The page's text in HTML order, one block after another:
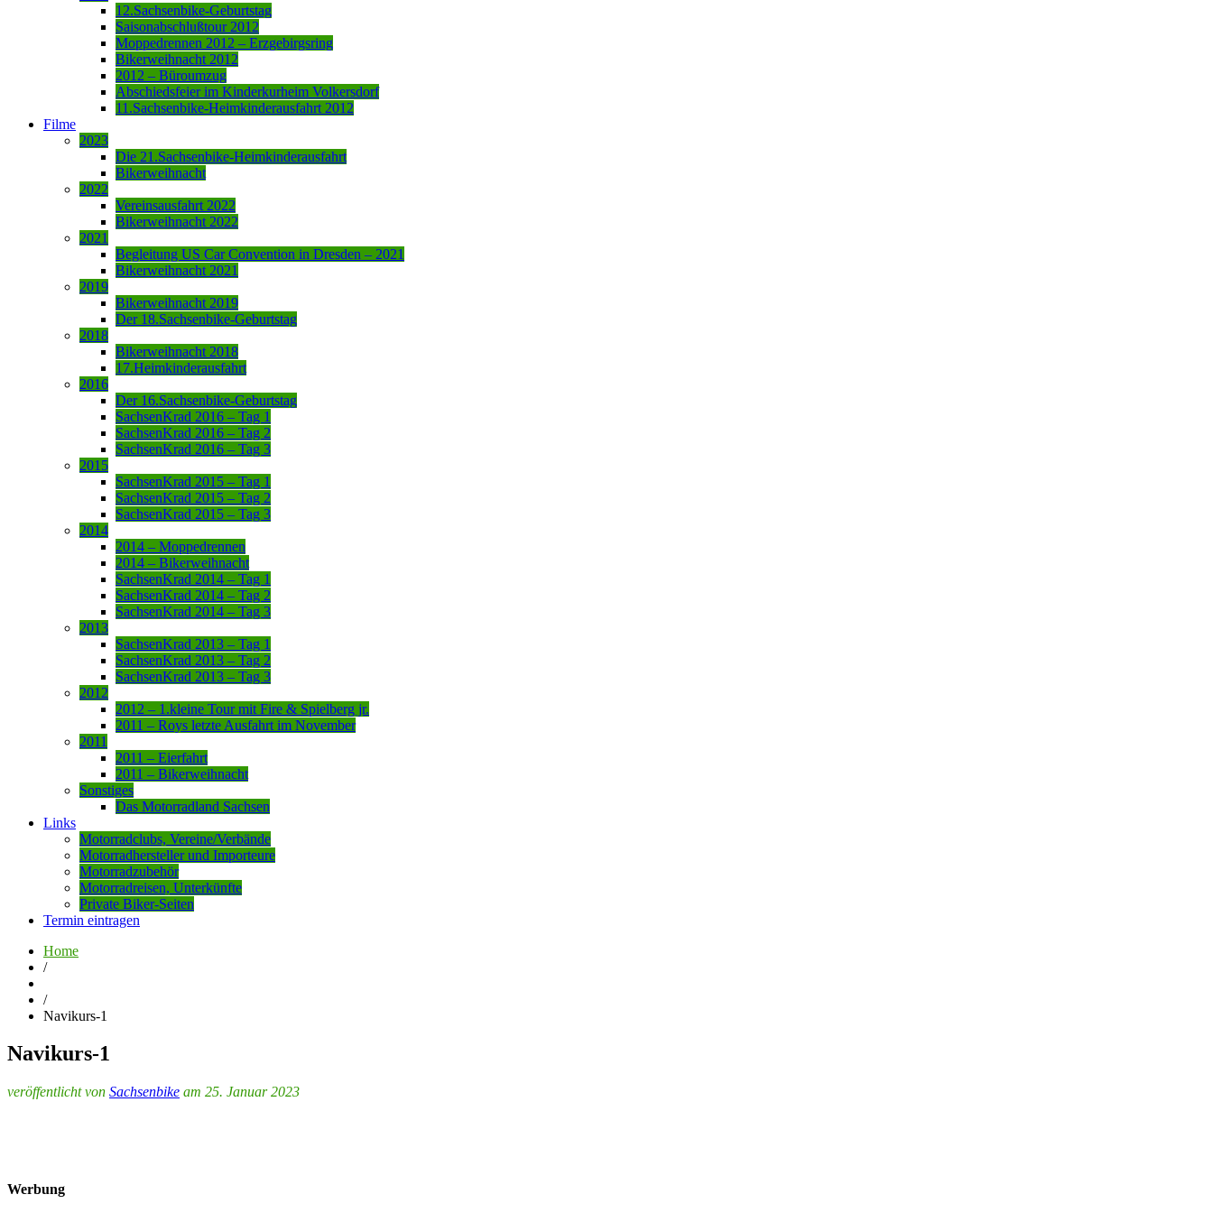
12.Sachsenbike-Geburtstag
Saisonabschlußtour 2012
Moppedrennen 2012 – Erzgebirgsring
Bikerweihnacht 2012
2012 – Büroumzug
Abschiedsfeier im Kinderkurheim Volkersdorf
11.Sachsenbike-Heimkinderausfahrt 2012
Filme
2023
Die 21.Sachsenbike-Heimkinderausfahrt
Bikerweihnacht
2022
Vereinsausfahrt 2022
Bikerweihnacht 2022
2021
Begleitung US Car Convention in Dresden – 2021
Bikerweihnacht 2021
2019
Bikerweihnacht 2019
Der 18.Sachsenbike-Geburtstag
2018
Bikerweihnacht 2018
17.Heimkinderausfahrt
2016
Der 16.Sachsenbike-Geburtstag
SachsenKrad 2016 – Tag 1
SachsenKrad 2016 – Tag 2
SachsenKrad 2016 – Tag 3
2015
SachsenKrad 2015 – Tag 1
SachsenKrad 2015 – Tag 2
SachsenKrad 2015 – Tag 3
2014
2014 – Moppedrennen
2014 – Bikerweihnacht
SachsenKrad 2014 – Tag 1
SachsenKrad 2014 – Tag 2
SachsenKrad 2014 – Tag 3
2013
SachsenKrad 2013 – Tag 1
SachsenKrad 2013 – Tag 2
SachsenKrad 2013 – Tag 3
2012
2012 – 1.kleine Tour mit Fire & Spielberg jr.
2011 – Roys letzte Ausfahrt im November
2011
2011 – Eierfahrt
2011 – Bikerweihnacht
Sonstiges
Das Motorradland Sachsen
Links
Motorradclubs, Vereine/Verbände
Motorradhersteller und Importeure
Motorradzubehör
Motorradreisen, Unterkünfte
Private Biker-Seiten
Termin eintragen
Home
/
/
Navikurs-1
Navikurs-1
veröffentlicht von Sachsenbike am 25. Januar 2023
Werbung